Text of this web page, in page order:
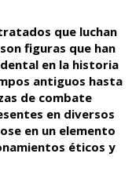
d
di
t
que luchan
figuras que han
en la historia
antiguos hasta
de combate
en diversos
en un elemento
éticos y